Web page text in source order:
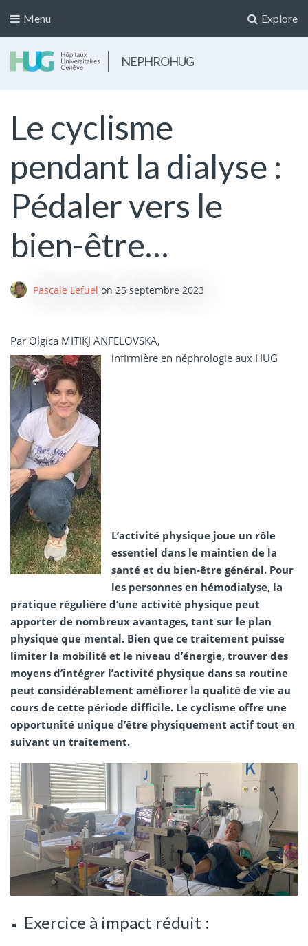
Explore
Menu
NEPHROHUG
Le cyclisme
pendant la dialyse :
Pédaler vers le
bien-être…
Pascale Lefuel on 25 septembre 2023
Par Olgica MITIKJ ANFELOVSKA,
infirmière en néphrologie aux HUG
L’activité physique joue un rôle
essentiel dans le maintien de la
santé et du bien-être général. Pour
les personnes en hémodialyse, la
pratique régulière d’une activité physique peut
apporter de nombreux avantages, tant sur le plan
physique que mental. Bien que ce traitement puisse
limiter la mobilité et le niveau d’énergie, trouver des
moyens d’intégrer l’activité physique dans sa routine
peut considérablement améliorer la qualité de vie au
cours de cette période difficile. Le cyclisme offre une
opportunité unique d’être physiquement actif tout en
suivant un traitement.
Exercice à impact réduit :